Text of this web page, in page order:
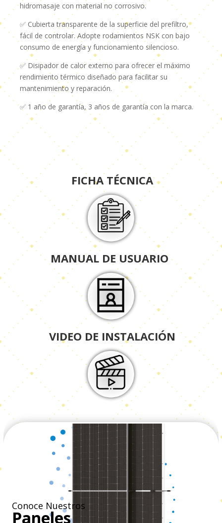
hidromasaje con material no corrosivo.
✅ Cubierta transparente de la superficie del prefiltro,
fácil de controlar. Adopte rodamientos NSK con bajo
consumo de energía y funcionamiento silencioso.
✅ Disipador de calor externo para ofrecer el máximo
rendimiento térmico diseñado para facilitar su
mantenimiento y reparación.
✅ 1 año de garantía, 3 años de garantía con la marca.
FICHA TÉCNICA
MANUAL DE USUARIO
VIDEO DE INSTALACIÓN
Conoce Nuestros
Paneles